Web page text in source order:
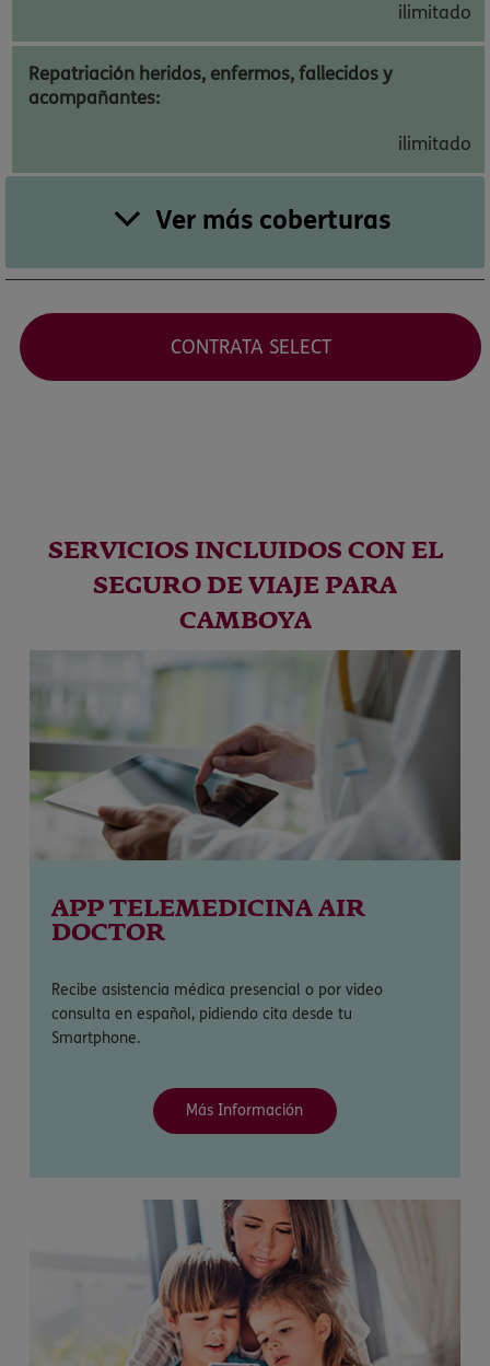
ilimitado
Repatriación heridos, enfermos, fallecidos y
acompañantes:
ilimitado
Ver más coberturas
CONTRATA SELECT
SERVICIOS INCLUIDOS CON EL
SEGURO DE VIAJE PARA
CAMBOYA
APP TELEMEDICINA AIR
DOCTOR
Recibe asistencia médica presencial o por video
consulta en español, pidiendo cita desde tu
Smartphone.
Más Información